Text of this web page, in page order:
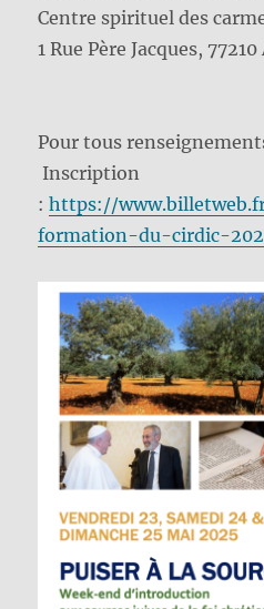
Centre spirituel des
1 Rue Père Jacques,
Pour tous
Inscription
:https://
formation-du-cirdic-